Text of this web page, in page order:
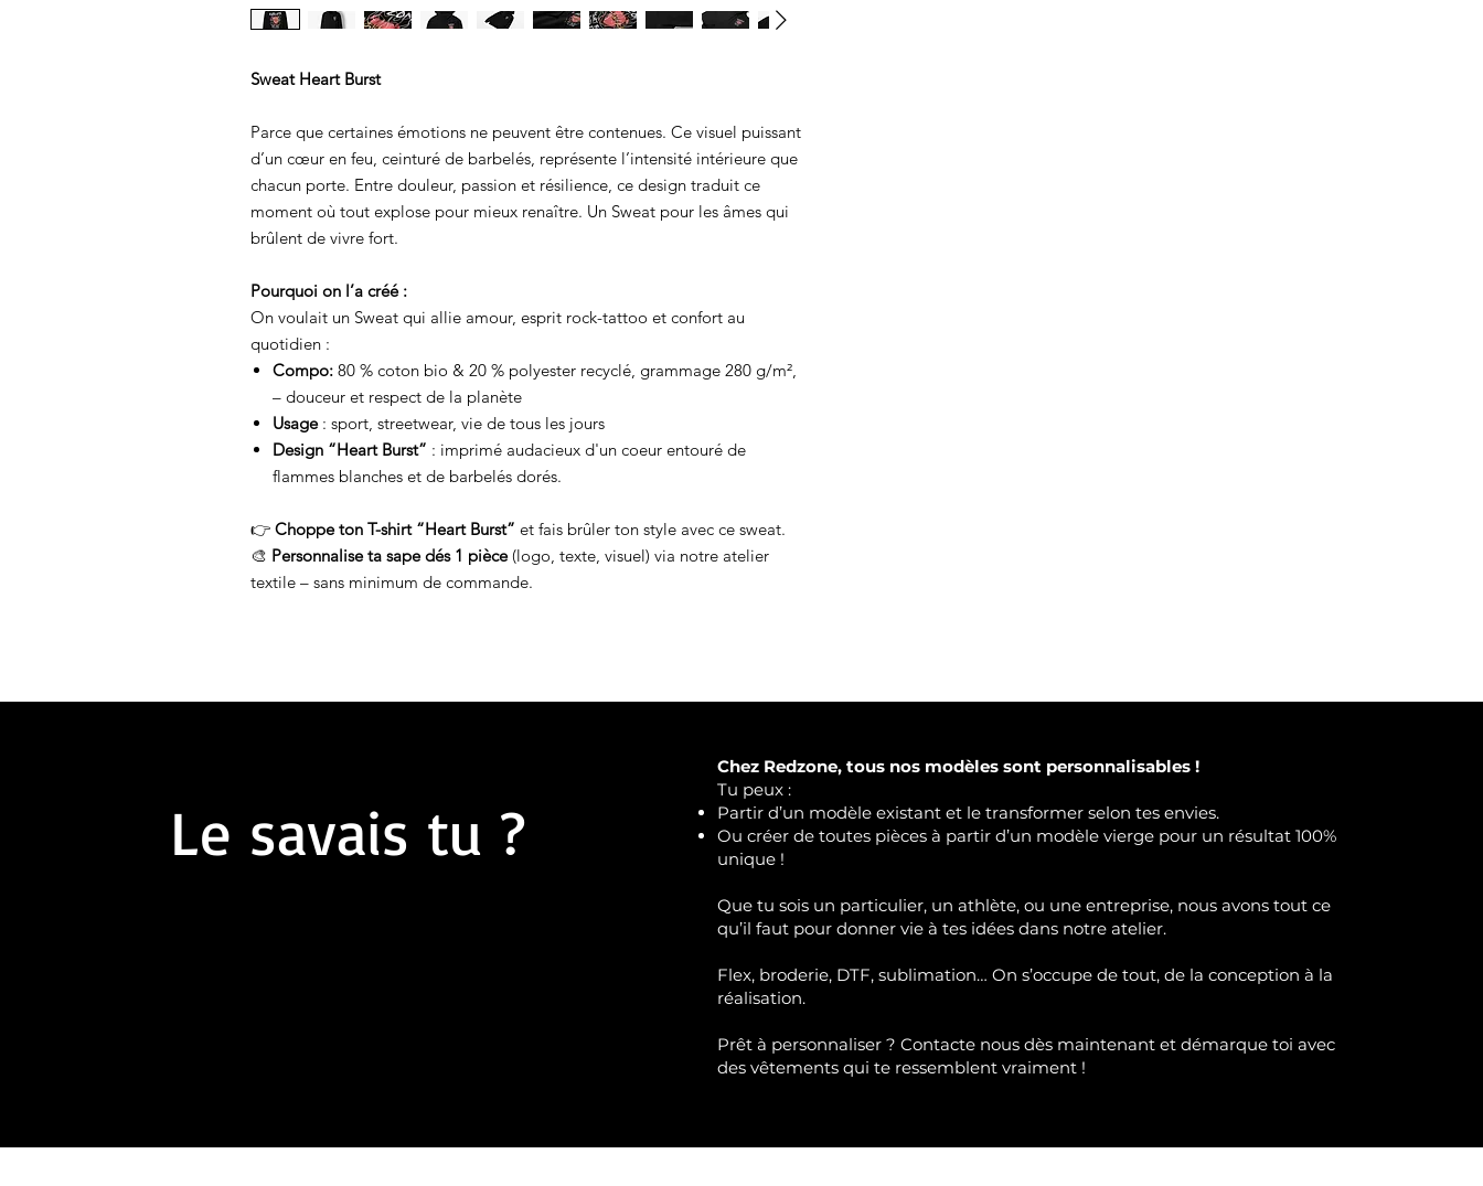
Sweat Heart Burst
Parce que certaines émotions ne peuvent être contenues. Ce visuel puissant
d’un cœur en feu, ceinturé de barbelés, représente l’intensité intérieure que
chacun porte. Entre douleur, passion et résilience, ce design traduit ce
moment où tout explose pour mieux renaître. Un Sweat pour les âmes qui
brûlent de vivre fort.
Pourquoi on l’a créé :
On voulait un Sweat qui allie amour, esprit rock-tattoo et confort au
quotidien :
Compo: 80 % coton bio & 20 % polyester recyclé, grammage 280 g/m²,
– douceur et respect de la planète
Usage: sport, streetwear, vie de tous les jours
Design “Heart Burst” : imprimé audacieux d'un coeur entouré de
flammes blanches et de barbelés dorés.
👉 Choppe ton T-shirt “Heart Burst” et fais brûler ton style avec ce sweat.
🎨 Personnalise ta sape dés 1 pièce(logo, texte, visuel) via notre atelier
textile – sans minimum de commande.
Le savais tu ?
Chez Redzone, tous nos modèles sont personnalisables !
Tu peux :
Partir d’un modèle existant et le transformer selon tes envies.
Ou créer de toutes pièces à partir d’un modèle vierge pour un résultat 100%
unique !
Que tu sois un particulier, un athlète, ou une entreprise, nous avons tout ce
qu’il faut pour donner vie à tes idées dans notre atelier.
Flex, broderie, DTF, sublimation… On s’occupe de tout, de la conception à la
réalisation.
Prêt à personnaliser ? Contacte nous dès maintenant et démarque toi avec
des vêtements qui te ressemblent vraiment !